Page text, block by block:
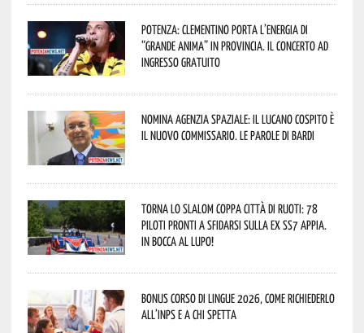
Potenza: Clementino porta l’energia di
“Grande Anima” in provincia. Il concerto ad
ingresso gratuito
Nomina Agenzia Spaziale: il lucano Cospito è
il nuovo commissario. Le parole di Bardi
Torna lo Slalom Coppa Città di Ruoti: 78
piloti pronti a sfidarsi sulla ex SS7 Appia.
In bocca al lupo!
Bonus corso di lingue 2026, come richiederlo
all’INPS e a chi spetta